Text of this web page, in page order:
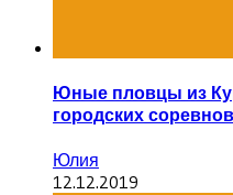
Юные пловцы из
городских
Юлия
12.12.2019